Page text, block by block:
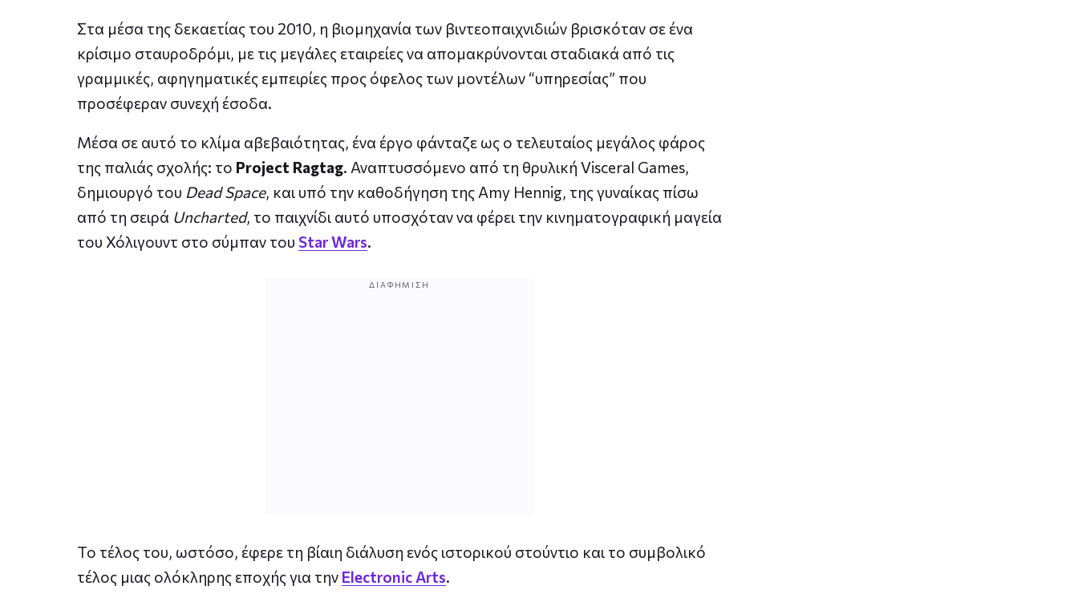
Στα μέσα της δεκαετίας του 2010, η βιομηχανία των βιντεοπαιχνιδιών βρισκόταν σε ένα
κρίσιμο σταυροδρόμι, με τις μεγάλες εταιρείες να απομακρύνονται σταδιακά από τις
γραμμικές, αφηγηματικές εμπειρίες προς όφελος των μοντέλων “υπηρεσίας” που
προσέφεραν συνεχή έσοδα.
Μέσα σε αυτό το κλίμα αβεβαιότητας, ένα έργο φάνταζε ως ο τελευταίος μεγάλος φάρος
της παλιάς σχολής: το Project Ragtag. Αναπτυσσόμενο από τη θρυλική Visceral Games,
δημιουργό του Dead Space, και υπό την καθοδήγηση της Amy Hennig, της γυναίκας πίσω
από τη σειρά Uncharted, το παιχνίδι αυτό υποσχόταν να φέρει την κινηματογραφική μαγεία
του Χόλιγουντ στο σύμπαν του Star Wars.
ΔΙΑΦΉΜΙΣΗ
Το τέλος του, ωστόσο, έφερε τη βίαιη διάλυση ενός ιστορικού στούντιο και το συμβολικό
τέλος μιας ολόκληρης εποχής για την Electronic Arts.